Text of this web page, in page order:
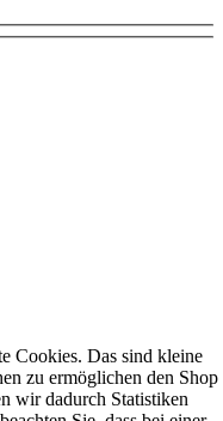
Cookies. Das sind kleine
zu ermöglichen den Shop
wir dadurch Statistiken